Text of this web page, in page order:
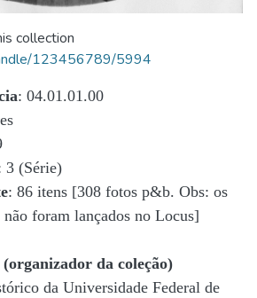
collection
123456789/5994
: 04.01.01.00
3 (Série)
: 86 itens [308 fotos p&b. Obs: os
foram lançados no Locus]
da coleção)
da Universidade Federal de